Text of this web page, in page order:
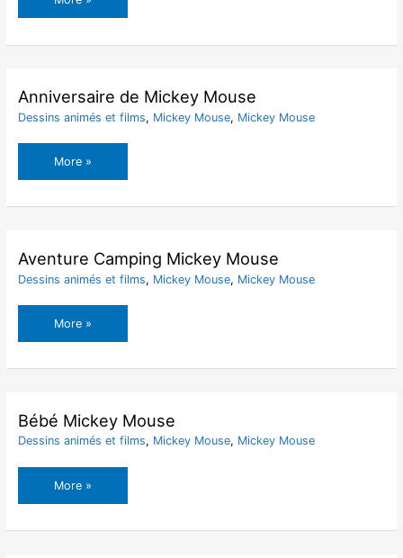
Mickey
Anniversaire de Mickey Mouse
Dessins animés et films, Mickey Mouse, Mickey Mouse
Anniversaire
de
More »
Aventure Camping Mickey Mouse
Dessins animés et films, Mickey Mouse, Mickey Mouse
Aventure
Camping
More »
Bébé Mickey Mouse
Dessins animés et films, Mickey Mouse, Mickey Mouse
Bébé
Mickey
More »